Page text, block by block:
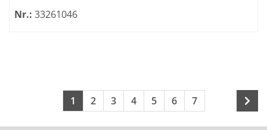
Nr.: 33261046
Seiten blättern
1 2 3 4 5 6 7